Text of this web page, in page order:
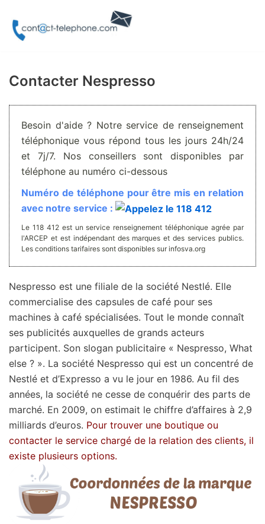
Aller
Contacter Nespresso
Besoin d'aide ? Notre service de renseignement
téléphonique vous répond tous les jours 24h/24
et 7j/7. Nos conseillers sont disponibles par
téléphone au numéro ci-dessous
Numéro de téléphone pour être mis en relation
avec notre service :
Le 118 412 est un service renseignement téléphonique agrée par
l'ARCEP et est indépendant des marques et des services publics.
Les conditions tarifaires sont disponibles sur infosva.org
Nespresso est une filiale de la société Nestlé. Elle
commercialise des capsules de café pour ses
machines à café spécialisées. Tout le monde connaît
ses publicités auxquelles de grands acteurs
participent. Son slogan publicitaire « Nespresso, What
else ? ». La société Nespresso qui est un concentré de
Nestlé et d’Expresso a vu le jour en 1986. Au fil des
années, la société ne cesse de conquérir des parts de
marché. En 2009, on estimait le chiffre d’affaires à 2,9
milliards d’euros. Pour trouver une boutique ou
contacter le service chargé de la relation des clients, il
existe plusieurs options.